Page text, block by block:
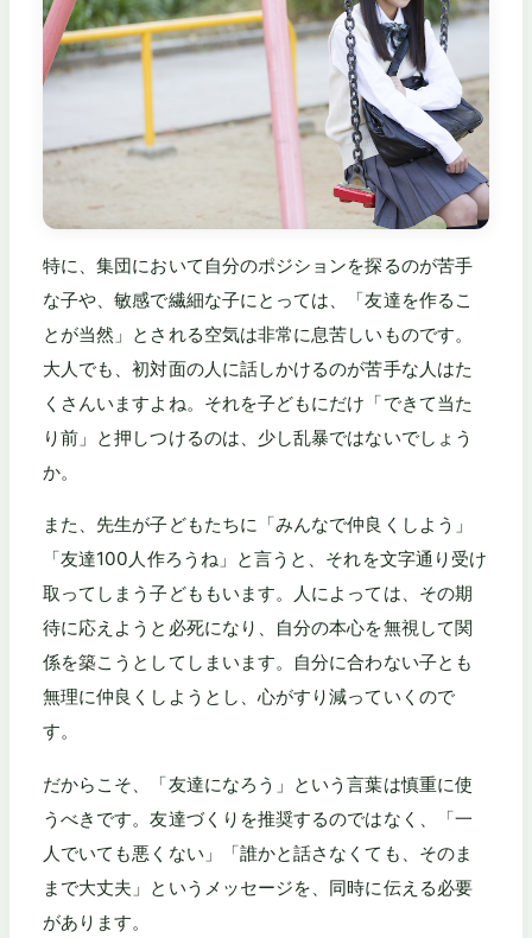
特に、集団において自分のポジションを探るのが苦手
な子や、敏感で繊細な子にとっては、「友達を作るこ
とが当然」とされる空気は非常に息苦しいものです。
大人でも、初対面の人に話しかけるのが苦手な人はた
くさんいますよね。それを子どもにだけ「できて当た
り前」と押しつけるのは、少し乱暴ではないでしょう
か。
また、先生が子どもたちに「みんなで仲良くしよう」
「友達100人作ろうね」と言うと、それを文字通り受け
取ってしまう子どももいます。人によっては、その期
待に応えようと必死になり、自分の本心を無視して関
係を築こうとしてしまいます。自分に合わない子とも
無理に仲良くしようとし、心がすり減っていくので
す。
だからこそ、「友達になろう」という言葉は慎重に使
うべきです。友達づくりを推奨するのではなく、「一
人でいても悪くない」「誰かと話さなくても、そのま
まで大丈夫」というメッセージを、同時に伝える必要
があります。